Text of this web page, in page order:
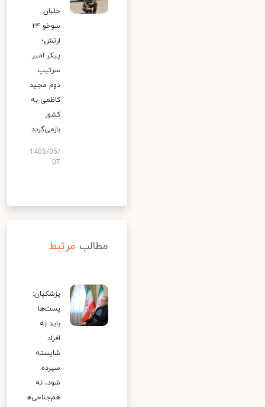
خلبان
سوخو ۲۴
ارتش؛
پیکر امیر
سرتیپ
دوم مجید
کاظمی به
کشور
بازمی‌گردد
1405/05/
07
مطالب مرتبط
پزشکیان:
پست‌ها
باید به
افراد
شایسته
سپرده
شود، نه
هم‌جناحی‌ه